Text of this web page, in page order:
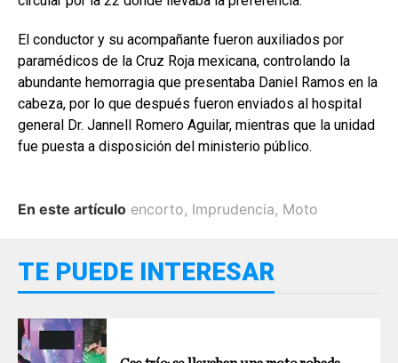
El conductor y su acompañante fueron auxiliados por
paramédicos de la Cruz Roja mexicana, controlando la
abundante hemorragia que presentaba Daniel Ramos en la
cabeza, por lo que después fueron enviados al hospital
general Dr. Jannell Romero Aguilar, mientras que la unidad
fue puesta a disposición del ministerio público.
En este artículo encorto, Imprudencia, Moto
TE PUEDE INTERESAR